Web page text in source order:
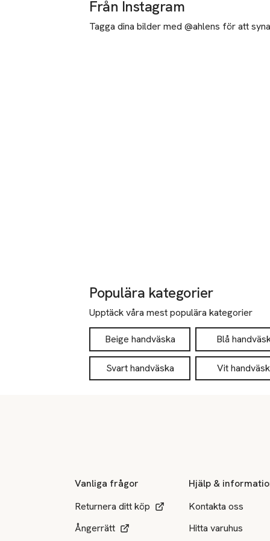
Från Instagram
Tagga dina bilder med @ahlens för att
Populära kategorier
Upptäck våra mest populära kategorier
Beige handväska Blå
Svart handväska Vit
Vanliga frågor
Returnera ditt köp
Ångerrätt
Hjälp &
Kontakta oss
Hitta varuhus